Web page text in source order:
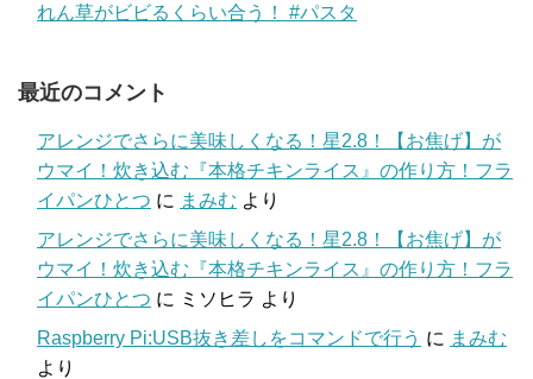
れん草がビビるくらい合う！ #パスタ
最近のコメント
アレンジでさらに美味しくなる！星2.8！【お焦げ】が
ウマイ！炊き込む『本格チキンライス』の作り方！フラ
イパンひとつ に まみむ より
アレンジでさらに美味しくなる！星2.8！【お焦げ】が
ウマイ！炊き込む『本格チキンライス』の作り方！フラ
イパンひとつ に ミソヒラ より
Raspberry Pi:USB抜き差しをコマンドで行う に まみむ
より